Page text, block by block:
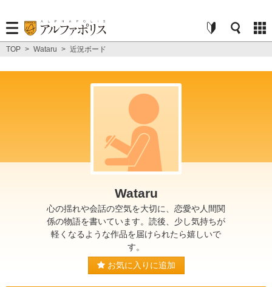
TOP > Wataru > 近況ボード
Wataru
心の揺れや会話の空気を大切に、恋愛や人間関
係の物語を書いています。読後、少し気持ちが
軽くなるような作品を届けられたら嬉しいで
す。
お気に入りに追加